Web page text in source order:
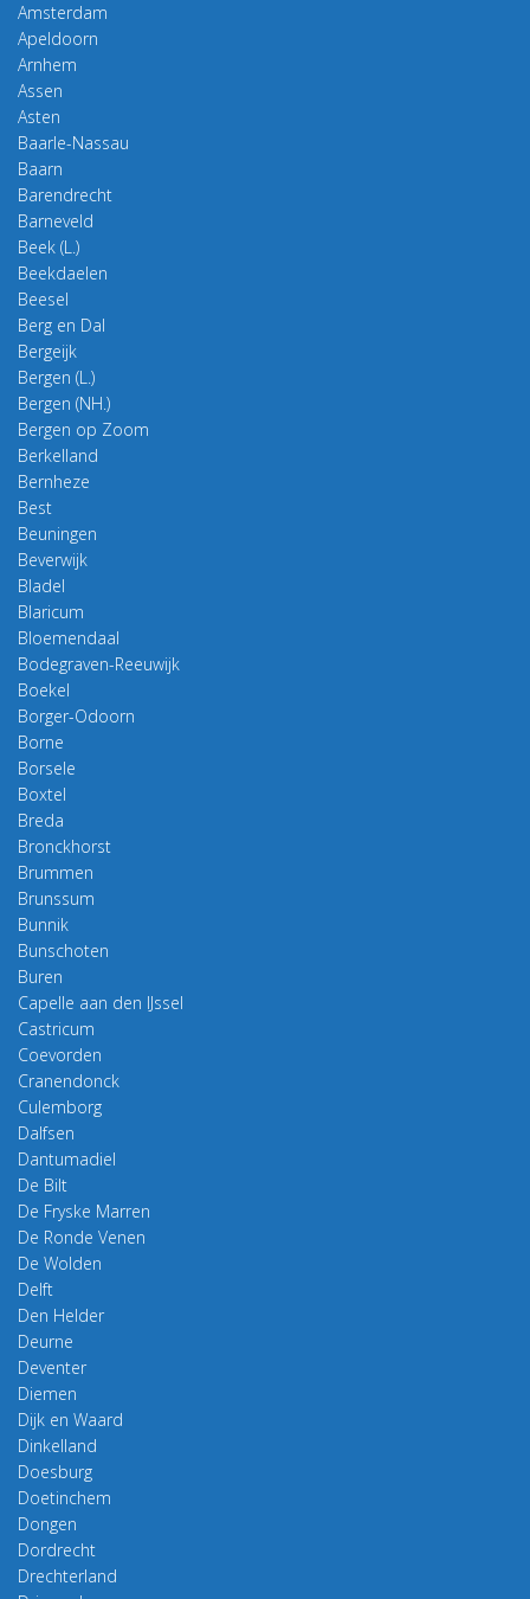
Amsterdam
Apeldoorn
Arnhem
Assen
Asten
Baarle-Nassau
Baarn
Barendrecht
Barneveld
Beek (L.)
Beekdaelen
Beesel
Berg en Dal
Bergeijk
Bergen (L.)
Bergen (NH.)
Bergen op Zoom
Berkelland
Bernheze
Best
Beuningen
Beverwijk
Bladel
Blaricum
Bloemendaal
Bodegraven-Reeuwijk
Boekel
Borger-Odoorn
Borne
Borsele
Boxtel
Breda
Bronckhorst
Brummen
Brunssum
Bunnik
Bunschoten
Buren
Capelle aan den IJssel
Castricum
Coevorden
Cranendonck
Culemborg
Dalfsen
Dantumadiel
De Bilt
De Fryske Marren
De Ronde Venen
De Wolden
Delft
Den Helder
Deurne
Deventer
Diemen
Dijk en Waard
Dinkelland
Doesburg
Doetinchem
Dongen
Dordrecht
Drechterland